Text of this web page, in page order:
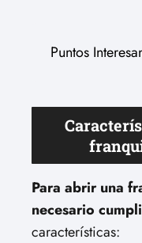
Puntos
Para abrir una
necesario
características: